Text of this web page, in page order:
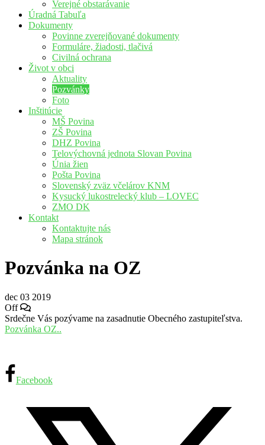
Verejné obstarávanie
Úradná Tabuľa
Dokumenty
Povinne zverejňované dokumenty
Formuláre, žiadosti, tlačivá
Civilná ochrana
Život v obci
Aktuality
Pozvánky
Foto
Inštitúcie
MŠ Povina
ZŠ Povina
DHZ Povina
Telovýchovná jednota Slovan Povina
Únia žien
Pošta Povina
Slovenský zväz včelárov KNM
Kysucký lukostrelecký klub – LOVEC
ZMO DK
Kontakt
Kontaktujte nás
Mapa stránok
Pozvánka na OZ
dec 03 2019
Off
Srdečne Vás pozývame na zasadnutie Obecného zastupiteľstva.
Pozvánka OZ..
Facebook